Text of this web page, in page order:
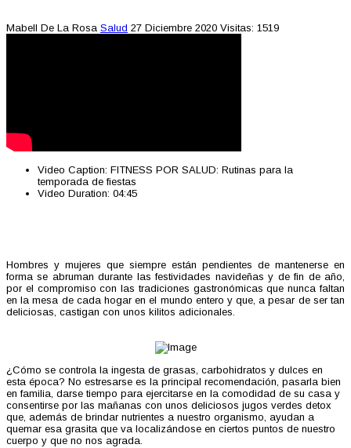
Mabell De La Rosa Salud 27 Diciembre 2020 Visitas: 1519
Video Caption: FITNESS POR SALUD: Rutinas para la
temporada de fiestas
Video Duration: 04:45
Hombres y mujeres que siempre están pendientes de mantenerse en
forma se abruman durante las festividades navideñas y de fin de año,
por el compromiso con las tradiciones gastronómicas que nunca faltan
en la mesa de cada hogar en el mundo entero y que, a pesar de ser tan
deliciosas, castigan con unos kilitos adicionales.
¿Cómo se controla la ingesta de grasas, carbohidratos y dulces en
esta época? No estresarse es la principal recomendación, pasarla bien
en familia, darse tiempo para ejercitarse en la comodidad de su casa y
consentirse por las mañanas con unos deliciosos jugos verdes detox
que, además de brindar nutrientes a nuestro organismo, ayudan a
quemar esa grasita que va localizándose en ciertos puntos de nuestro
cuerpo y que no nos agrada.